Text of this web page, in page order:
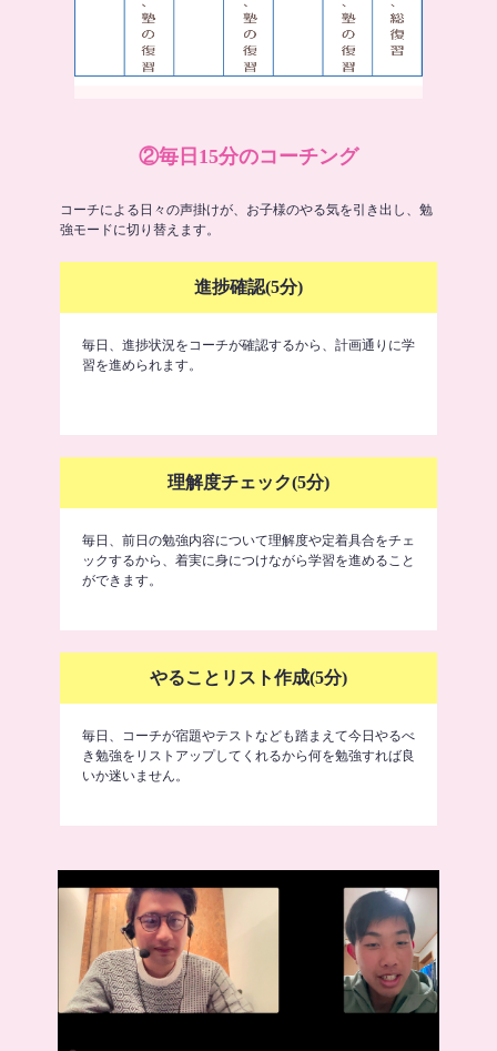
②毎日15分のコーチング
コーチによる日々の声掛けが、お子様のやる気を引き出し、勉
強モードに切り替えます。
進捗確認(5分)
毎日、進捗状況をコーチが確認するから、計画通りに学
習を進められます。
理解度チェック(5分)
毎日、前日の勉強内容について理解度や定着具合をチェ
ックするから、着実に身につけながら学習を進めること
ができます。
やることリスト作成(5分)
毎日、コーチが宿題やテストなども踏まえて今日やるべ
き勉強をリストアップしてくれるから何を勉強すれば良
いか迷いません。